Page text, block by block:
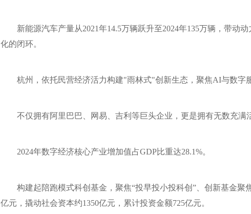
新能源汽车产量从2021年14.5万辆跃升至2024年135万辆，带动
化的闭环。
杭州，依托民营经济活力构建"雨林式"创新生态，聚焦AI与数字
不仅拥有阿里巴巴、网易、吉利等巨头企业，更是拥有无数充满
2024年数字经济核心产业增加值占GDP比重达28.1%。
构建起陪跑模式科创基金，聚焦“投早投小投科创”、创新基金聚
亿元，撬动社会资本约1350亿元，累计投资金额725亿元。